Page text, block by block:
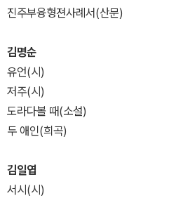
진주부융형젼사례서(산문)
김명순
유언(시)
저주(시)
도라다볼 때(소설)
두 애인(희곡)
김일엽
서시(시)